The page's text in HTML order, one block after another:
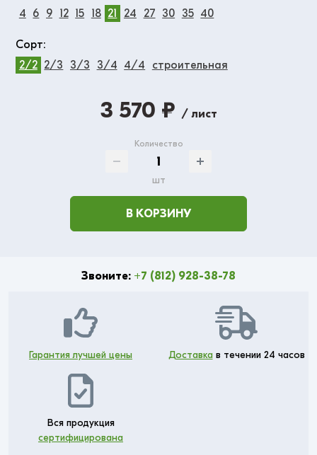
4
6 9 12 15 18 21 24 27 30 35 40
Сорт:
2/2 2/3 3/3 3/4 4/4 строительная
3 570 ₽ / лист
Количество
шт
В КОРЗИНУ
Звоните: +7 (812) 928-38-78
Гарантия лучшей цены Доставкав течении 24 часов
Вся продукция
сертифицирована